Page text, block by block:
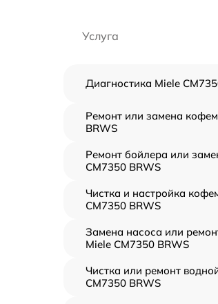
Услуга
Диагностика Miele
Ремонт или замена
BRWS
Ремонт бойлера или
CM7350 BRWS
Чистка и настройка
CM7350 BRWS
Замена насоса или
Miele CM7350 BRWS
Чистка или ремонт
CM7350 BRWS